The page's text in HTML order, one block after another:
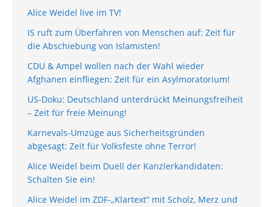
Alice Weidel live im TV!
IS ruft zum Überfahren von Menschen auf: Zeit für
die Abschiebung von Islamisten!
CDU & Ampel wollen nach der Wahl wieder
Afghanen einfliegen: Zeit für ein Asylmoratorium!
US-Doku: Deutschland unterdrückt Meinungsfreiheit
– Zeit für freie Meinung!
Karnevals-Umzüge aus Sicherheitsgründen
abgesagt: Zeit für Volksfeste ohne Terror!
Alice Weidel beim Duell der Kanzlerkandidaten:
Schalten Sie ein!
Alice Weidel im ZDF-„Klartext“ mit Scholz, Merz und